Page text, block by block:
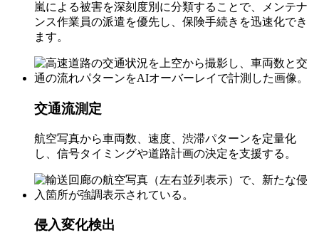
嵐による被害を深刻度別に分類することで、メンテナ
ンス作業員の派遣を優先し、保険手続きを迅速化でき
ます。
交通流測定
航空写真から車両数、速度、渋滞パターンを定量化
し、信号タイミングや道路計画の決定を支援する。
侵入変化検出